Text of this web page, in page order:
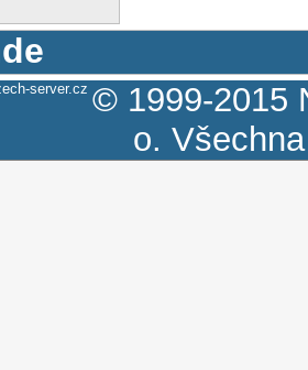
server.cz © 1999-2015
o.